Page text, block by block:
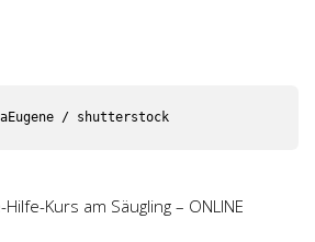
Kurs am Säugling – ONLINE